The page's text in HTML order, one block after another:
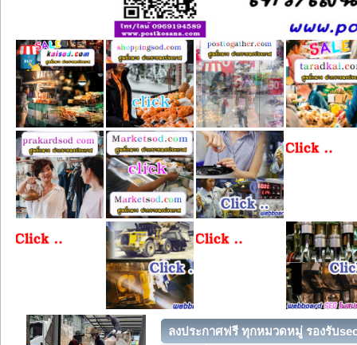
ลงประกาศฟรี ทุกหมวดหมู่ รองรับ